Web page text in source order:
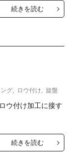
続きを読む
グ ロウ付け ,旋盤
ウ付け加工に接す
続きを読む